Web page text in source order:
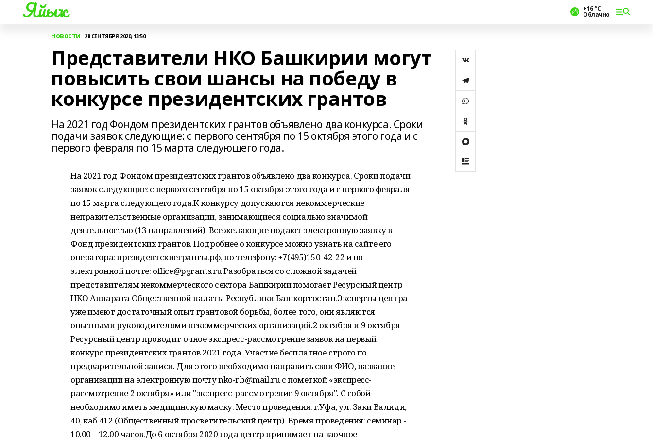
Яйыҡ +16 °С
Облачно
Новости 28 СЕНТЯБРЯ 2020, 13:50
Представители НКО Башкирии могут
повысить свои шансы на победу в
конкурсе президентских грантов
На 2021 год Фондом президентских грантов объявлено два конкурса. Сроки
подачи заявок следующие: с первого сентября по 15 октября этого года и с
первого февраля по 15 марта следующего года.
На 2021 год Фондом президентских грантов объявлено два конкурса. Сроки подачи
заявок следующие: с первого сентября по 15 октября этого года и с первого февраля
по 15 марта следующего года.К конкурсу допускаются некоммерческие
неправительственные организации, занимающиеся социально значимой
деятельностью (13 направлений). Все желающие подают электронную заявку в
Фонд президентских грантов. Подробнее о конкурсе можно узнать на сайте его
оператора: президентскиегранты.рф, по телефону: +7(495)150-42-22 и по
электронной почте: office@pgrants.ru.Разобраться со сложной задачей
представителям некоммерческого сектора Башкирии помогает Ресурсный центр
НКО Аппарата Общественной палаты Республики Башкортостан.Эксперты центра
уже имеют достаточный опыт грантовой борьбы, более того, они являются
опытными руководителями некоммерческих организаций.2 октября и 9 октября
Ресурсный центр проводит очное экспресс-рассмотрение заявок на первый
конкурс президентских грантов 2021 года. Участие бесплатное строго по
предварительной записи. Для этого необходимо направить свои ФИО, название
организации на электронную почту nko-rb@mail.ru с пометкой «экспресс-
рассмотрение 2 октября» или "экспресс-рассмотрение 9 октября". С собой
необходимо иметь медицинскую маску. Место проведения: г.Уфа, ул. Заки Валиди,
40, каб.412 (Общественный просветительский центр). Время проведения: семинар -
10.00 – 12.00 часов.До 6 октября 2020 года центр принимает на заочное